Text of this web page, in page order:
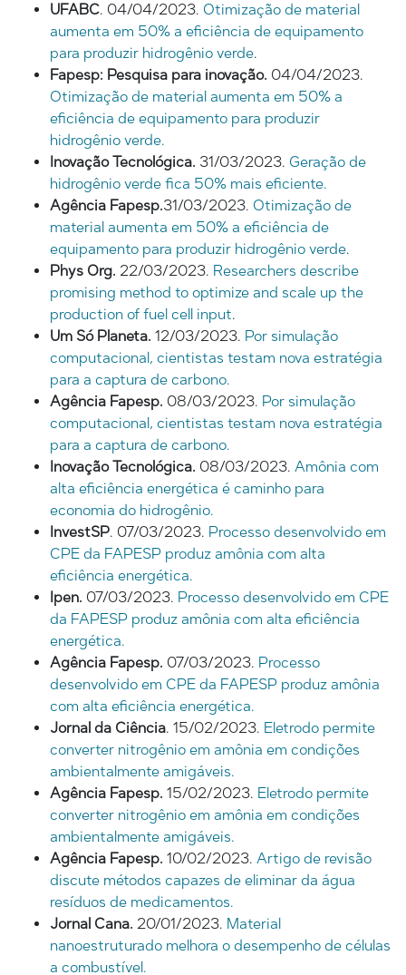
UFABC. 04/04/2023. Otimização de material
aumenta em 50% a eficiência de equipamento
para produzir hidrogênio verde.
Fapesp: Pesquisa para inovação. 04/04/2023.
Otimização de material aumenta em 50% a
eficiência de equipamento para produzir
hidrogênio verde.
Inovação Tecnológica. 31/03/2023. Geração de
hidrogênio verde fica 50% mais eficiente.
Agência Fapesp.31/03/2023. Otimização de
material aumenta em 50% a eficiência de
equipamento para produzir hidrogênio verde.
Phys Org. 22/03/2023. Researchers describe
promising method to optimize and scale up the
production of fuel cell input.
Um Só Planeta. 12/03/2023. Por simulação
computacional, cientistas testam nova estratégia
para a captura de carbono.
Agência Fapesp. 08/03/2023. Por simulação
computacional, cientistas testam nova estratégia
para a captura de carbono.
Inovação Tecnológica. 08/03/2023. Amônia com
alta eficiência energética é caminho para
economia do hidrogênio.
InvestSP. 07/03/2023. Processo desenvolvido em
CPE da FAPESP produz amônia com alta
eficiência energética.
Ipen. 07/03/2023. Processo desenvolvido em CPE
da FAPESP produz amônia com alta eficiência
energética.
Agência Fapesp. 07/03/2023. Processo
desenvolvido em CPE da FAPESP produz amônia
com alta eficiência energética.
Jornal da Ciência. 15/02/2023. Eletrodo permite
converter nitrogênio em amônia em condições
ambientalmente amigáveis.
Agência Fapesp. 15/02/2023. Eletrodo permite
converter nitrogênio em amônia em condições
ambientalmente amigáveis.
Agência Fapesp. 10/02/2023. Artigo de revisão
discute métodos capazes de eliminar da água
resíduos de medicamentos.
Jornal Cana. 20/01/2023. Material
nanoestruturado melhora o desempenho de células
a combustível.